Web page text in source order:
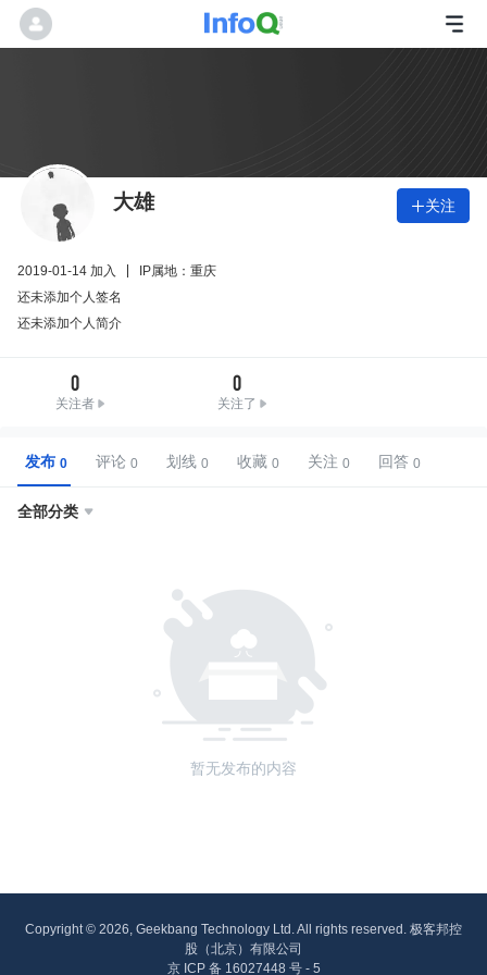
大雄 关注
2019-01-14 加入
IP属地：重庆
还未添加个人签名
还未添加个人简介
0
关注者
0
关注了
发布 评论 划线 收藏 关注 回答
全部分类 
暂无发布的内容
Copyright © 2026, Geekbang Technology Ltd. All rights reserved. 极客邦控
股（北京）有限公司
京 ICP 备 16027448 号 - 5